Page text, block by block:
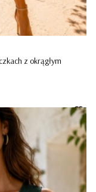
z okrągłym